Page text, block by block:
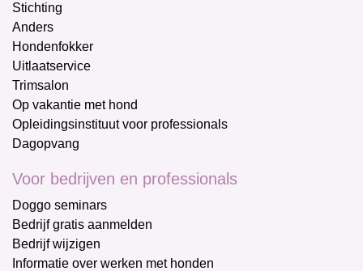
Stichting
Anders
Hondenfokker
Uitlaatservice
Trimsalon
Op vakantie met hond
Opleidingsinstituut voor professionals
Dagopvang
Voor bedrijven en professionals
Doggo seminars
Bedrijf gratis aanmelden
Bedrijf wijzigen
Informatie over werken met honden